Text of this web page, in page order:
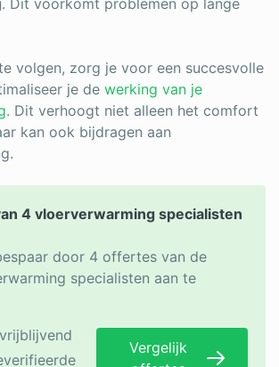
. Dit voorkomt problemen op lange
volgen, zorg je voor een succesvolle
je de werking van je
. Dit verhoogt niet alleen het comfort
kan ook bijdragen aan
4 vloerverwarming specialisten
door 4 offertes van de
specialisten aan te
Vergelijk